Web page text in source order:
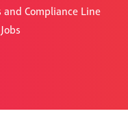
and Compliance Line